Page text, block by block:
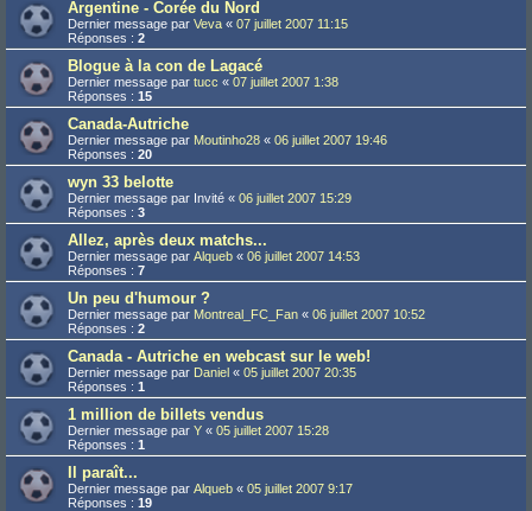
Argentine - Corée du Nord
Dernier message par Veva « 07 juillet 2007 11:15
Réponses : 2
Blogue à la con de Lagacé
Dernier message par tucc « 07 juillet 2007 1:38
Réponses : 15
Canada-Autriche
Dernier message par Moutinho28 « 06 juillet 2007 19:46
Réponses : 20
wyn 33 belotte
Dernier message par Invité « 06 juillet 2007 15:29
Réponses : 3
Allez, après deux matchs...
Dernier message par Alqueb « 06 juillet 2007 14:53
Réponses : 7
Un peu d'humour ?
Dernier message par Montreal_FC_Fan « 06 juillet 2007 10:52
Réponses : 2
Canada - Autriche en webcast sur le web!
Dernier message par Daniel « 05 juillet 2007 20:35
Réponses : 1
1 million de billets vendus
Dernier message par Y « 05 juillet 2007 15:28
Réponses : 1
Il paraît...
Dernier message par Alqueb « 05 juillet 2007 9:17
Réponses : 19